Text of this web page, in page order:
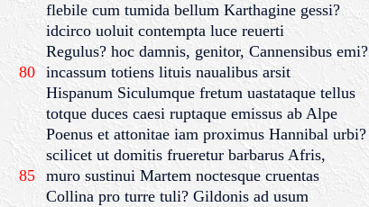
flebile cum tumida bellum Karthagine gessi?
idcirco uoluit contempta luce reuerti
Regulus? hoc damnis, genitor, Cannensibus emi?
80 incassum totiens lituis naualibus arsit
Hispanum Siculumque fretum uastataque tellus
totque duces caesi ruptaque emissus ab Alpe
Poenus et attonitae iam proximus Hannibal urbi?
scilicet ut domitis frueretur barbarus Afris,
85 muro sustinui Martem noctesque cruentas
Collina pro turre tuli? Gildonis ad usum